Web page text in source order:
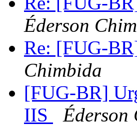
Éderson
Re: [FUG-
Chimbida
[FUG-BR]
IIS
Éderson